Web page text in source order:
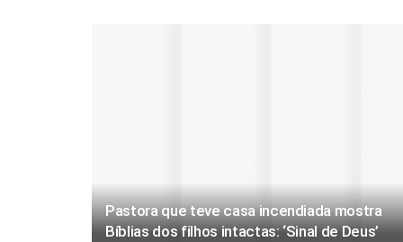
Pastora que teve casa incendiada mostra
Bíblias dos filhos intactas: ‘Sinal de Deus’